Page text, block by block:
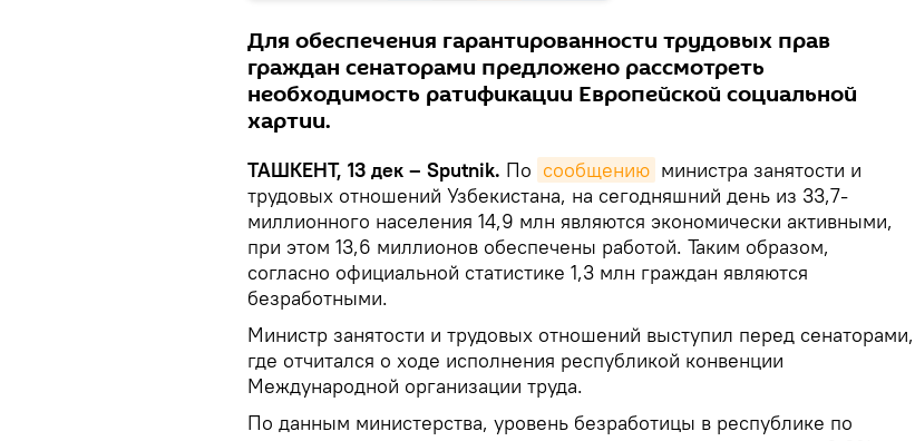
Для обеспечения гарантированности трудовых прав
граждан сенаторами предложено рассмотреть
необходимость ратификации Европейской социальной
хартии.
ТАШКЕНТ, 13 дек – Sputnik. По сообщению министра занятости и
трудовых отношений Узбекистана, на сегодняшний день из 33,7-
миллионного населения 14,9 млн являются экономически активными,
при этом 13,6 миллионов обеспечены работой. Таким образом,
согласно официальной статистике 1,3 млн граждан являются
безработными.
Министр занятости и трудовых отношений выступил перед сенаторами,
где отчитался о ходе исполнения республикой конвенции
Международной организации труда.
По данным министерства, уровень безработицы в республике по